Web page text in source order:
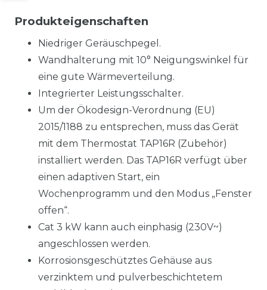
Produkteigenschaften
Niedriger Geräuschpegel.
Wandhalterung mit 10° Neigungswinkel für
eine gute Wärmeverteilung.
Integrierter Leistungsschalter.
Um der Ökodesign-Verordnung (EU)
2015/1188 zu entsprechen, muss das Gerät
mit dem Thermostat TAP16R (Zubehör)
installiert werden. Das TAP16R verfügt über
einen adaptiven Start, ein
Wochenprogramm und den Modus „Fenster
offen“.
Cat 3 kW kann auch einphasig (230V~)
angeschlossen werden.
Korrosionsgeschütztes Gehäuse aus
verzinktem und pulverbeschichtetem